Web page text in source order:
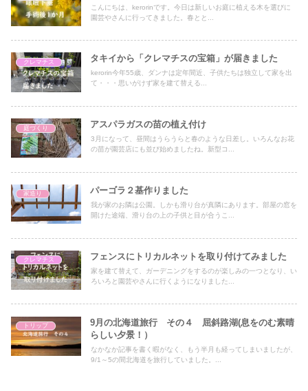
こんにちは、kerorinです。今日は新しいお庭に植える木を選びに
園芸やさんに行ってきました。春とと...
クレマチス タキイから「クレマチスの宝箱」が届きました
kerorin今年55歳、ダンナは定年間近、子供たちは独立して家を出
て・・・思いがけず家を建て替える...
庭づくり アスパラガスの苗の植え付け
3月になって、昼間はうらうらと春のような日差し。いろんなお花
の苗が園芸店にも並び始めましたね。新型コ...
家造り パーゴラ２基作りました
我が家のお隣は公園。しかも滑り台が真隣にあります。部屋の窓を
開けた途端、滑り台の上の子供と目が合うこ...
クレマチス フェンスにトリカルネットを取り付けてみました
家を建て替えて、ガーデニングをするのが楽しみの一つとなり、い
ろいろと園芸やさんに行くようになりました...
トリップ
9月の北海道旅行 その４ 屈斜路湖(息をのむ素晴
らしい夕景！）
なかなか記事を書く暇がなく、もう半月も経ってしまいましたが、
9/1～5の間北海道を旅行していました。...